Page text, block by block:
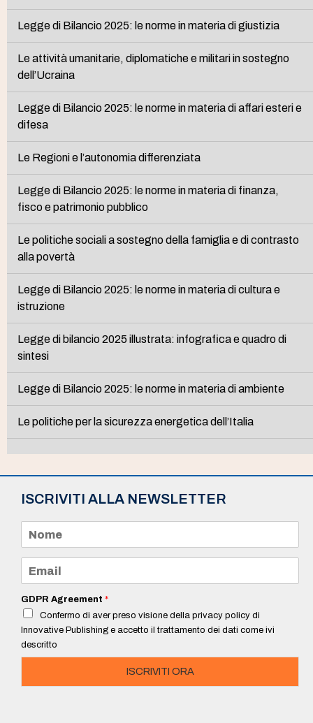
Legge di Bilancio 2025: le norme in materia di giustizia
Le attività umanitarie, diplomatiche e militari in sostegno
dell’Ucraina
Legge di Bilancio 2025: le norme in materia di affari esteri e
difesa
Le Regioni e l’autonomia differenziata
Legge di Bilancio 2025: le norme in materia di finanza,
fisco e patrimonio pubblico
Le politiche sociali a sostegno della famiglia e di contrasto
alla povertà
Legge di Bilancio 2025: le norme in materia di cultura e
istruzione
Legge di bilancio 2025 illustrata: infografica e quadro di
sintesi
Legge di Bilancio 2025: le norme in materia di ambiente
Le politiche per la sicurezza energetica dell’Italia
ISCRIVITI ALLA NEWSLETTER
m
e
a
i
*
GDPR Agreement *
Confermo di aver preso visione della privacy policy di
Innovative Publishing e accetto il trattamento dei dati come ivi
descritto
ISCRIVITI ORA